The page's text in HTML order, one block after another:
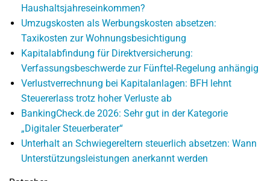
Haushaltsjahreseinkommen?
Umzugskosten als Werbungskosten absetzen:
Taxikosten zur Wohnungsbesichtigung
Kapitalabfindung für Direktversicherung:
Verfassungsbeschwerde zur Fünftel-Regelung anhängig
Verlustverrechnung bei Kapitalanlagen: BFH lehnt
Steuererlass trotz hoher Verluste ab
BankingCheck.de 2026: Sehr gut in der Kategorie
„Digitaler Steuerberater“
Unterhalt an Schwiegereltern steuerlich absetzen: Wann
Unterstützungsleistungen anerkannt werden